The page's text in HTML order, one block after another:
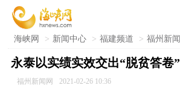
海峡网 > 新闻中心 > 福建频道 > 福州新闻
永泰以实绩实效交出“脱贫答卷”
福州新闻网 2021-02-26 10:36